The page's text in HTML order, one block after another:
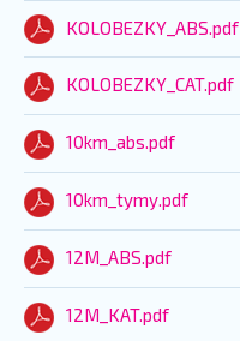
KOLOBEZKY_ABS.pdf
KOLOBEZKY_CAT.pdf
10km_abs.pdf
10km_tymy.pdf
12M_ABS.pdf
12M_KAT.pdf